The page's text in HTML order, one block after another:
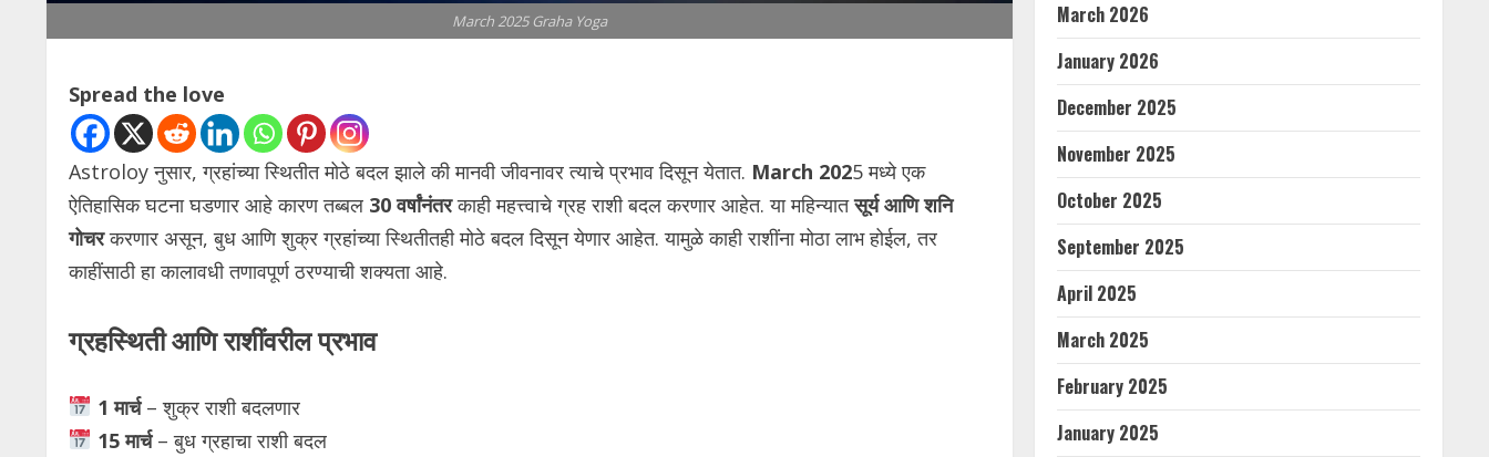
March 2025 Graha Yoga
Spread the love
Astroloy नुसार, ग्रहांच्या स्थितीत मोठे बदल झाले की मानवी जीवनावर त्याचे प्रभाव दिसून येतात. March 2025 मध्ये एक
ऐतिहासिक घटना घडणार आहे कारण तब्बल 30 वर्षांनंतरकाही महत्त्वाचे ग्रह राशी बदल करणार आहेत. या महिन्यातसूर्य आणि शनि
गोचरकरणार असून, बुध आणि शुक्र ग्रहांच्या स्थितीतही मोठे बदल दिसून येणार आहेत. यामुळे काही राशींना मोठा लाभ होईल, तर
काहींसाठी हा कालावधी तणावपूर्ण ठरण्याची शक्यता आहे.
ग्रहस्थिती आणि राशींवरील प्रभाव
1 मार्च– शुक्र राशी बदलणार
15 मार्च– बुध ग्रहाचा राशी बदल
March 2026
January 2026
December 2025
November 2025
October 2025
September 2025
April 2025
March 2025
February 2025
January 2025